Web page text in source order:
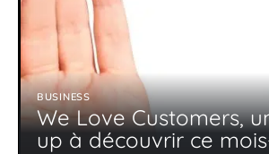
BUSINESS
We Love Customers,
up à découvrir ce